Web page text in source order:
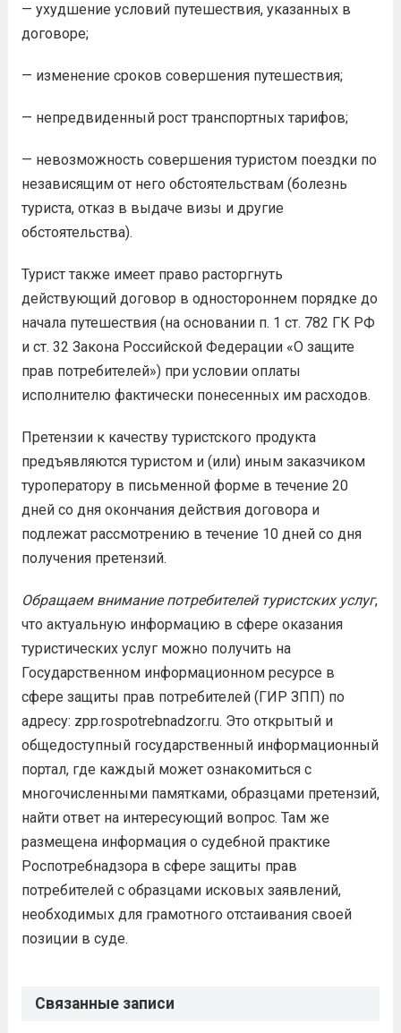
— ухудшение условий путешествия, указанных в
договоре;
— изменение сроков совершения путешествия;
— непредвиденный рост транспортных тарифов;
— невозможность совершения туристом поездки по
независящим от него обстоятельствам (болезнь
туриста, отказ в выдаче визы и другие
обстоятельства).
Турист также имеет право расторгнуть
действующий договор в одностороннем порядке до
начала путешествия (на основании п. 1 ст. 782 ГК РФ
и ст. 32 Закона Российской Федерации «О защите
прав потребителей») при условии оплаты
исполнителю фактически понесенных им расходов.
Претензии к качеству туристского продукта
предъявляются туристом и (или) иным заказчиком
туроператору в письменной форме в течение 20
дней со дня окончания действия договора и
подлежат рассмотрению в течение 10 дней со дня
получения претензий.
Обращаем внимание потребителей туристских услуг,
что актуальную информацию в сфере оказания
туристических услуг можно получить на
Государственном информационном ресурсе в
сфере защиты прав потребителей (ГИР ЗПП) по
адресу: zpp.rospotrebnadzor.ru. Это открытый и
общедоступный государственный информационный
портал, где каждый может ознакомиться с
многочисленными памятками, образцами претензий,
найти ответ на интересующий вопрос. Там же
размещена информация о судебной практике
Роспотребнадзора в сфере защиты прав
потребителей с образцами исковых заявлений,
необходимых для грамотного отстаивания своей
позиции в суде.
Связанные записи